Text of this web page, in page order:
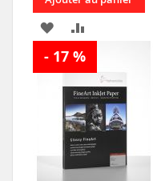
AJOUTER
À
LISTE
D’ENVIE
AU
- 17 %